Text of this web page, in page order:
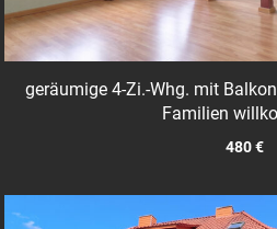
geräumige 4-Zi.-Whg. mit
Familien
480 €